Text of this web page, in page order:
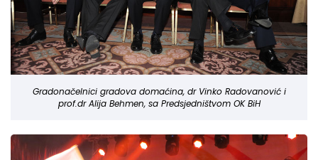
Gradonačelnici gradova domaćina, dr Vinko Radovanović i
prof.dr Alija Behmen, sa Predsjedništvom OK BiH